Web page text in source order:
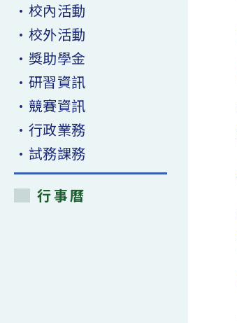
•校內活動
•校外活動
•獎助學金
•研習資訊
•競賽資訊
•行政業務
•試務課務
行事曆